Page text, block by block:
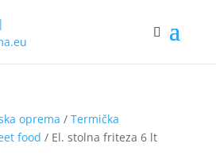
oprema / Termička
food / El. stolna friteza 6 lt